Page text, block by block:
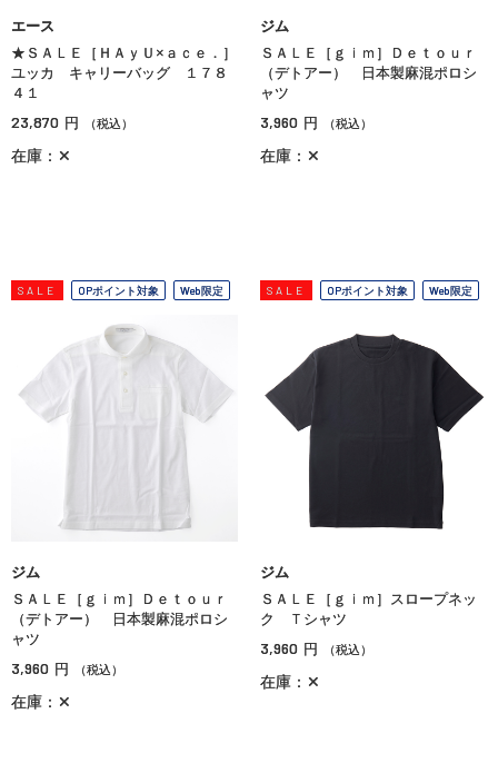
エース
★ＳＡＬＥ［ＨＡｙＵ×ａｃｅ．］
ユッカ キャリーバッグ １７８
４１
23,870 円 （税込）
在庫：✕
ジム
ＳＡＬＥ［ｇｉｍ］Ｄｅｔｏｕｒ
（デトアー） 日本製麻混ポロシ
ャツ
3,960 円 （税込）
在庫：✕
SALE OPポイント対象 Web限定
ジム
ＳＡＬＥ［ｇｉｍ］Ｄｅｔｏｕｒ
（デトアー） 日本製麻混ポロシ
ャツ
3,960 円 （税込）
在庫：✕
SALE OPポイント対象 Web限定
ジム
ＳＡＬＥ［ｇｉｍ］スロープネッ
ク Ｔシャツ
3,960 円 （税込）
在庫：✕